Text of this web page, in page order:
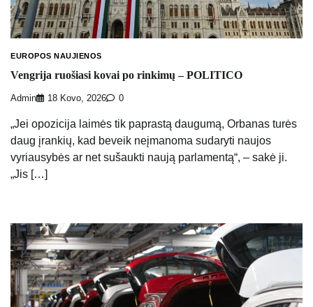
EUROPOS NAUJIENOS
Vengrija ruošiasi kovai po rinkimų – POLITICO
Admin 18 Kovo, 2026 0
„Jei opozicija laimės tik paprastą daugumą, Orbanas turės
daug įrankių, kad beveik neįmanoma sudaryti naujos
vyriausybės ar net sušaukti naują parlamentą“, – sakė ji.
„Jis […]